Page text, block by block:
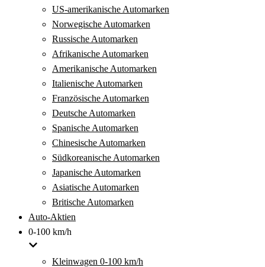
US-amerikanische Automarken
Norwegische Automarken
Russische Automarken
Afrikanische Automarken
Amerikanische Automarken
Italienische Automarken
Französische Automarken
Deutsche Automarken
Spanische Automarken
Chinesische Automarken
Südkoreanische Automarken
Japanische Automarken
Asiatische Automarken
Britische Automarken
Auto-Aktien
0-100 km/h
Kleinwagen 0-100 km/h